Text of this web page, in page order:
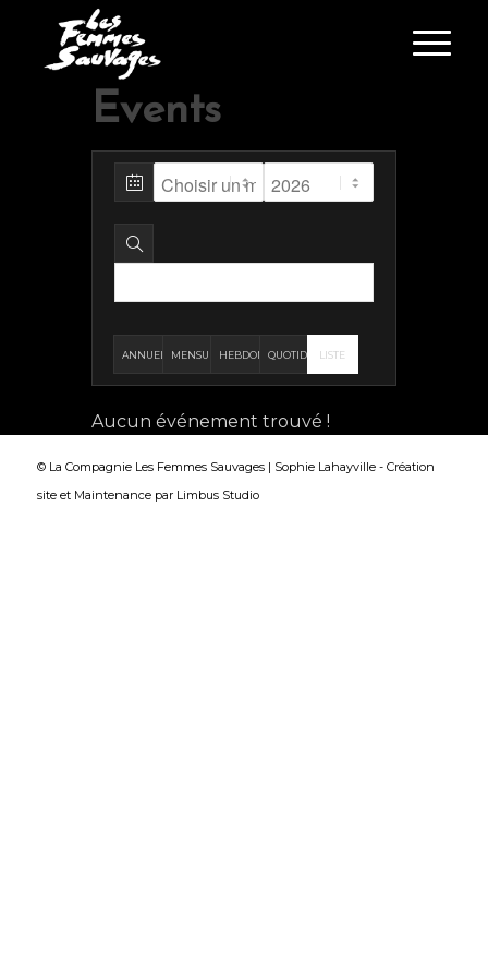
Events
ANNUELLEMENSUELLEHEBDOMADAIREQUOTIDIENNE
LISTE
Aucun événement trouvé !
© La Compagnie Les Femmes Sauvages | Sophie Lahayville - Création
siteet Maintenancepar Limbus Studio